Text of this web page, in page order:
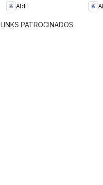
Aldi
LINKS PATROCINADOS